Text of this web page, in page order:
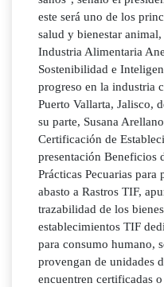
este será uno de los
salud y bienestar
Industria Alimentaria
Sostenibilidad e
progreso en la industria
Puerto Vallarta, Jalisco,
su parte, Susana
Certificación de
presentación Beneficios
Prácticas Pecuarias para
abasto a Rastros TIF,
trazabilidad de los
establecimientos TIF
para consumo humano,
provengan de unidades
encuentren certificadas